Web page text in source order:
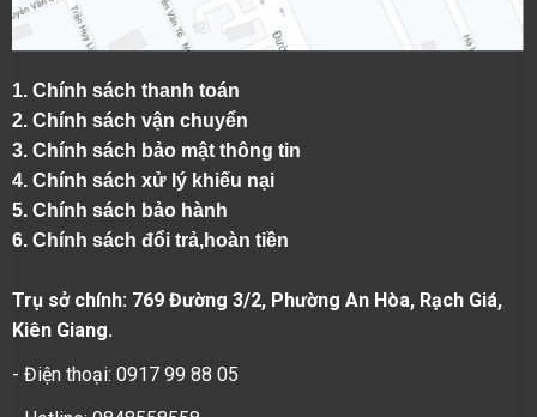
1. Chính sách thanh toán
2. Chính sách vận chuyển
3. Chính sách bảo mật thông tin
4. Chính sách xử lý khiếu nại
5. Chính sách bảo hành
6. Chính sách đổi trả,hoàn tiền
Trụ sở chính: 769 Đường 3/2, Phường An Hòa, Rạch Giá,
Kiên Giang.
- Điện thoại: 0917 99 88 05